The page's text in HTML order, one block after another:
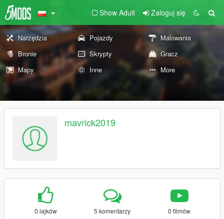
Show Adult Zaloguj się
Narzędzia Pojazdy
Malowania
Bronie
Skrypty
Gracz
Mapy
Inne More
mavrick2019
0 lajków 5 komentarzy 0 filmów